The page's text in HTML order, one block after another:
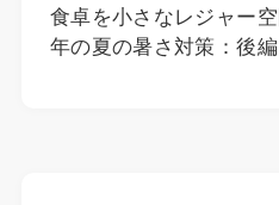
食卓を小さなレジャー
年の夏の暑さ対策：後編